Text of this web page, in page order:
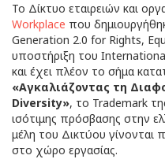
Το Δίκτυο εταιρειών και
Workplace που
Generation 2.0 for Rights,
υποστήριξη του
και έχει πλέον τo σήμα
«Αγκαλιάζοντας τη
Diversity», το Trademark
ισότιμης πρόσβασης στην
μέλη του Δικτύου γίνονται
στο χώρο εργασίας.